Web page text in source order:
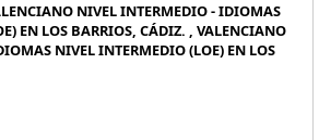
NIVEL INTERMEDIO - IDIOMAS
EN LOS BARRIOS, CÁDIZ. , VALENCIANO
NIVEL INTERMEDIO (LOE) EN LOS